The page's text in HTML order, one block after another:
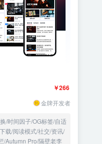
￥266
金牌开发者
/时间因子/OG标签/自适
载/阅读模式/社交/资讯/
/Autumn Pro/隔壁老李